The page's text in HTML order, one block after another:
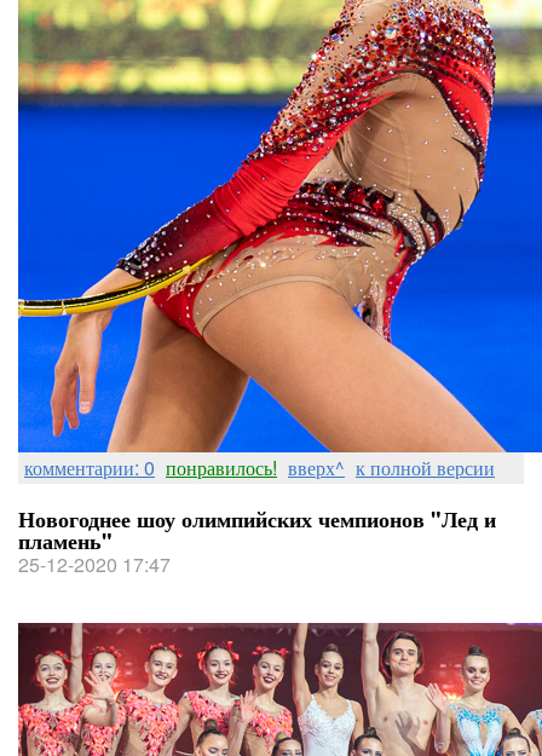
комментарии: 0 понравилось! вверх^ к полной версии
Новогоднее шоу олимпийских чемпионов "Лед и
пламень"
25-12-2020 17:47